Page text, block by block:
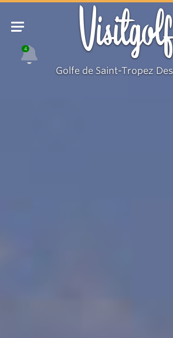
4
Golfe de Saint-Tropez